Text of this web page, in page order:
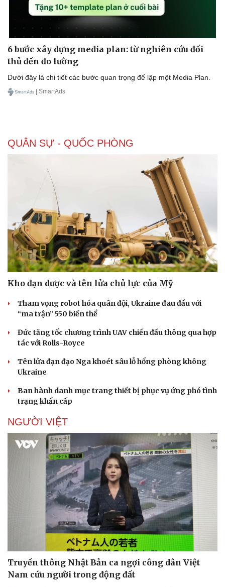
Dinh dưỡng - món ngon
Cây thuốc
Sản phụ khoa
Đời sống
Nhà đẹp
Blog
6 bước xây dựng media plan: từ nghiên cứu đối
thủ đến đo lường
Dưới đây là chi tiết các bước quan trọng để lập một Media Plan.
| SmartAds
QUÂN SỰ - QUỐC PHÒNG
Kho đạn dược và tên lửa chủ lực của Mỹ
Tham vọng robot hóa quân đội, Ukraine đau đầu với
“ma trận” 550 biến thể
Đức tăng tốc chương trình UAV chiến đấu thông qua hợp
tác với Rolls-Royce
Tên lửa đạn đạo Nga khoét sâu lỗ hổng phòng không
Ukraine
Ban hành danh mục trang thiết bị phục vụ ứng phó tình
trạng khẩn cấp
NGƯỜI VIỆT
Truyền thông Nhật Bản ca ngợi công dân Việt
Nam cứu người trong động đất